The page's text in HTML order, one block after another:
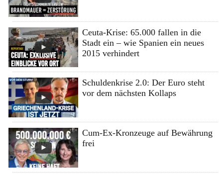
Ceuta-Krise: 65.000 fallen in die
Stadt ein – wie Spanien ein neues
2015 verhindert
Schuldenkrise 2.0: Der Euro steht
vor dem nächsten Kollaps
Cum-Ex-Kronzeuge auf Bewährung
frei